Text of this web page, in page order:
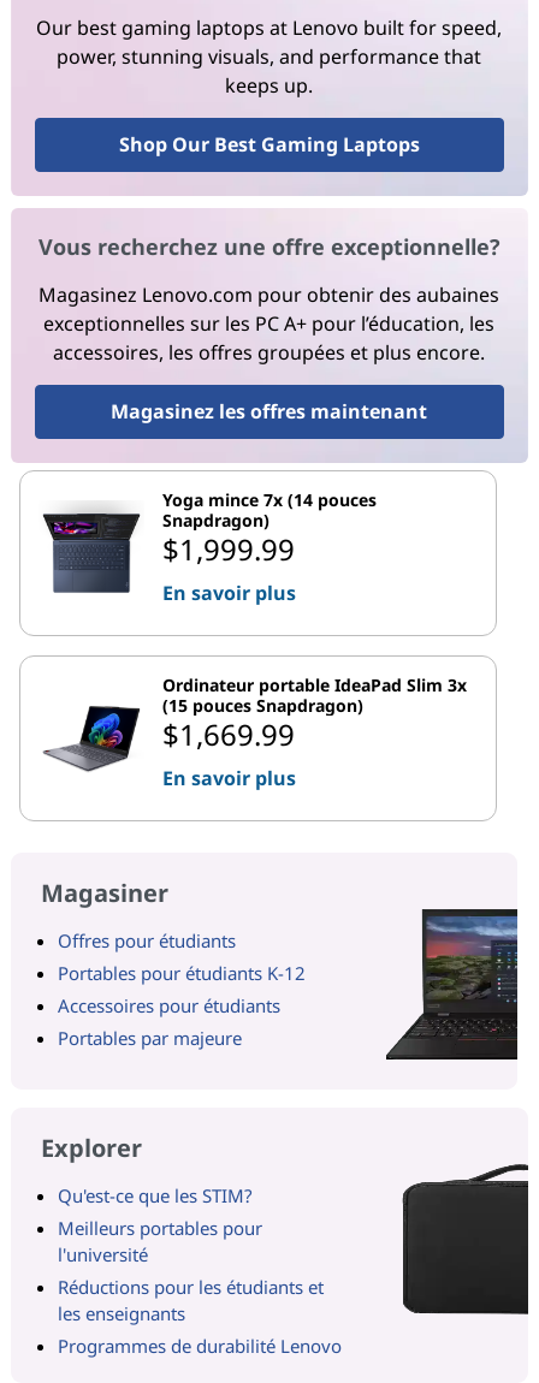
Our best gaming laptops at Lenovo built for speed,
power, stunning visuals, and performance that
keeps up.
Shop Our Best Gaming Laptops
Vous recherchez une offre exceptionnelle?
Magasinez Lenovo.com pour obtenir des aubaines
exceptionnelles sur les PC A+ pour l’éducation, les
accessoires, les offres groupées et plus encore.
Magasinez les offres maintenant
Yoga mince 7x (14 pouces
Snapdragon)
$1,999.99
En savoir plus
Ordinateur portable IdeaPad Slim 3x
(15 pouces Snapdragon)
$1,669.99
En savoir plus
Magasiner
Offres pour étudiants
Portables pour étudiants K-12
Accessoires pour étudiants
Portables par majeure
Explorer
Qu'est-ce que les STIM?
Meilleurs portables pour
l'université
Réductions pour les étudiants et
les enseignants
Programmes de durabilité Lenovo